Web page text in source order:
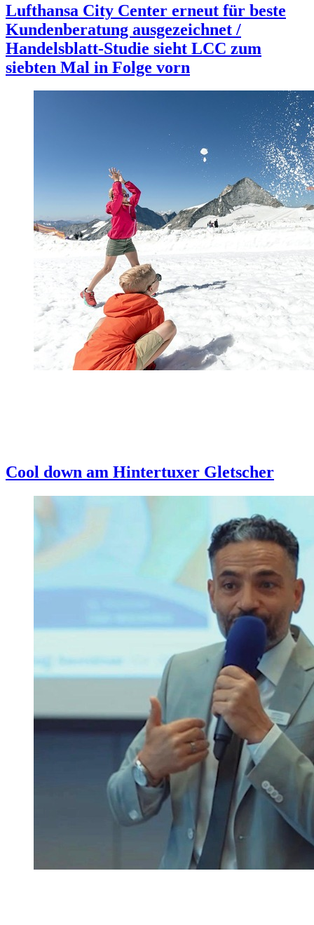
Lufthansa City Center erneut für beste
Kundenberatung ausgezeichnet /
Handelsblatt-Studie sieht LCC zum
siebten Mal in Folge vorn
Cool down am Hintertuxer Gletscher